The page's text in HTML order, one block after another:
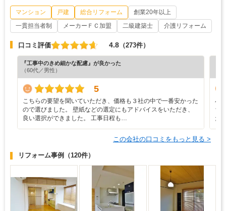
マンション 戸建 総合リフォーム
創業20年以上
一貫担当者制
メーカーＦＣ加盟 二級建築士 介護リフォーム
口コミ評価 4.8 （273件）
『工事中のきめ細かな配慮』が良かった
（60代／男性）
5
こちらの要望を聞いていただき、価格も３社の中で一番安かった
ので選びました。 壁紙などの選定にもアドバイスをいただき、
良い選択ができました。 工事日程も…
小
ち
た
この会社の口コミをもっと見る >
リフォーム事例 （120件）